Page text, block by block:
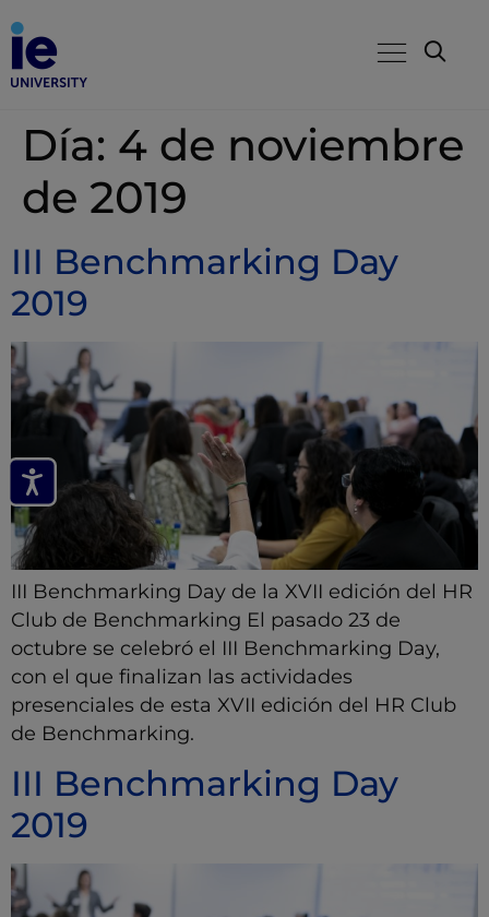
Día: 4 de noviembre
de 2019
III Benchmarking Day
2019
III Benchmarking Day de la XVII edición del HR
Club de Benchmarking El pasado 23 de
octubre se celebró el III Benchmarking Day,
con el que finalizan las actividades
presenciales de esta XVII edición del HR Club
de Benchmarking.
III Benchmarking Day
2019